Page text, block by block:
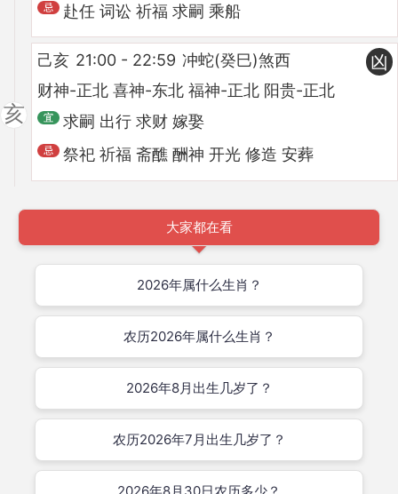
赴任 词讼 祈福 求嗣 乘船
亥
己亥 21:00 - 22:59 冲蛇(癸巳)煞西
财神-正北 喜神-东北 福神-正北 阳贵-正北
求嗣 出行 求财 嫁娶
祭祀 祈福 斋醮 酬神 开光 修造 安葬
凶
大家都在看
2026年属什么生肖？
农历2026年属什么生肖？
2026年8月出生几岁了？
农历2026年7月出生几岁了？